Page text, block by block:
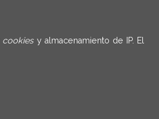
cookies y almacenamiento de IP. El